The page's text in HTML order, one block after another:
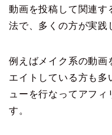
動画を投稿して関連す
法で、多くの方が実践
例えばメイク系の動画
エイトしている方も多
ューを行なってアフ
す。